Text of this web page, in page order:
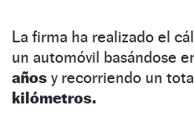
La firma ha realizado el
un automóvil basándose
años y recorriendo un
kilómetros.